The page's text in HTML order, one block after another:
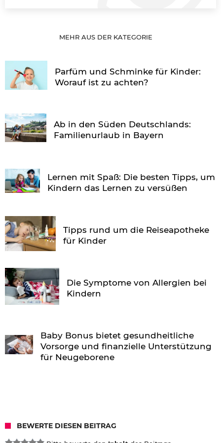
MEHR AUS DER KATEGORIE
Parfüm und Schminke für Kinder:
Worauf ist zu achten?
Ab in den Süden Deutschlands:
Familienurlaub in Bayern
Lernen mit Spaß: Die besten Tipps, um
Kindern das Lernen zu versüßen
Tipps rund um die Reiseapotheke
für Kinder
Die Symptome von Allergien bei
Kindern
Baby Bonus bietet gesundheitliche
Vorsorge und finanzielle Unterstützung
für Neugeborene
BEWERTE DIESEN BEITRAG